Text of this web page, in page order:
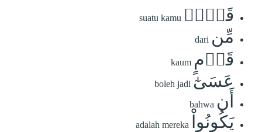
قَوۡمٞ suatu kamu
مِّن dari
قَوۡمٍ kaum
عَسَىٰٓ boleh jadi
أَن bahwa
يَكُونُواْ adalah mereka